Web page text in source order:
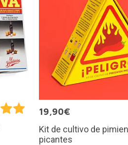
19,90€
Kit de cultivo de
picantes